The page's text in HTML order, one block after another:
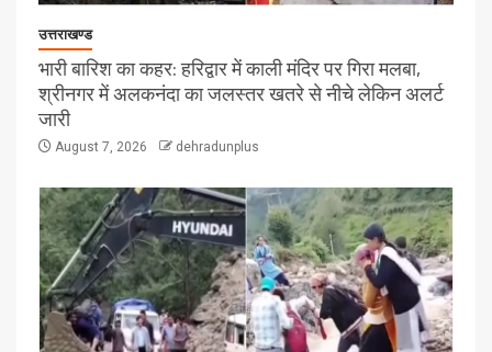
उत्तराखण्ड
भारी बारिश का कहर: हरिद्वार में काली मंदिर पर गिरा मलबा,
श्रीनगर में अलकनंदा का जलस्तर खतरे से नीचे लेकिन अलर्ट
जारी
August 7, 2026 dehradunplus